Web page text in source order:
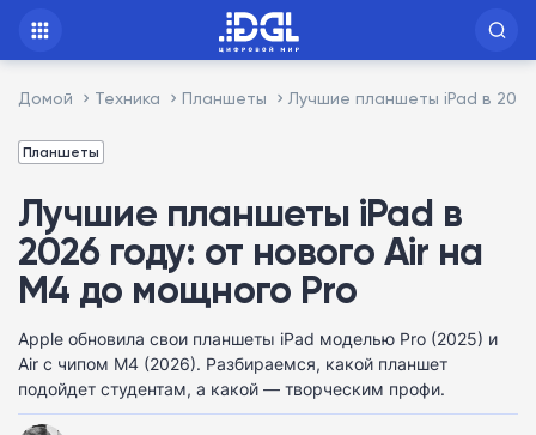
Домой Техника Планшеты Лучшие планшеты iPad в
Планшеты
Лучшие планшеты iPad в
2026 году: от нового Air на
M4 до мощного Pro
Apple обновила свои планшеты iPad моделью Pro (2025) и
Air с чипом M4 (2026). Разбираемся, какой планшет
подойдет студентам, а какой — творческим профи.